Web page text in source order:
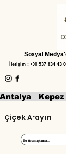
Çiçek Arayın
İletişim : +90 537 834 43
Antalya
Sosyal